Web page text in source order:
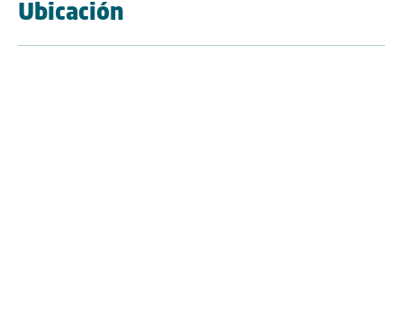
Ubicación